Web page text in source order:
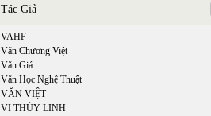
Tác Giả
VAHF
Văn Chương Việt
Văn Giá
Văn Học Nghệ Thuật
VĂN VIỆT
VI THÙY LINH